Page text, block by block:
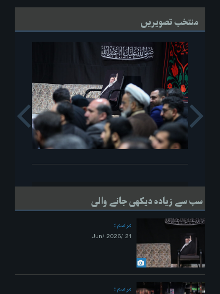
منتخب تصویریں
Next
سب سے زیادہ دیکھی جانے والی
مراسم
21 /Jun/ 2026
مراسم